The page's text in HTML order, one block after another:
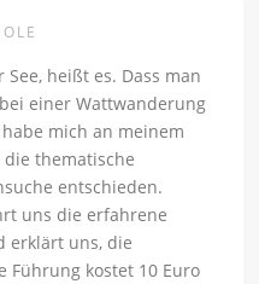
heißt es. Dass man
einer Wattwanderung
mich an meinem
thematische
entschieden.
uns die erfahrene
erklärt uns, die
Führung kostet 10 Euro